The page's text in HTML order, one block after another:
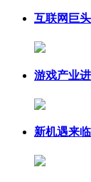
互联网巨
游戏产业
新机遇来